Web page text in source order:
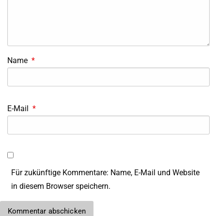
Name *
E-Mail *
Für zukünftige Kommentare: Name, E-Mail und Website
in diesem Browser speichern.